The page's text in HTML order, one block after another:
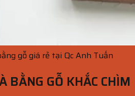
gỗ giá rẻ tại Qc Anh Tuấn
BẰNG GỖ KHẮC CHÌM